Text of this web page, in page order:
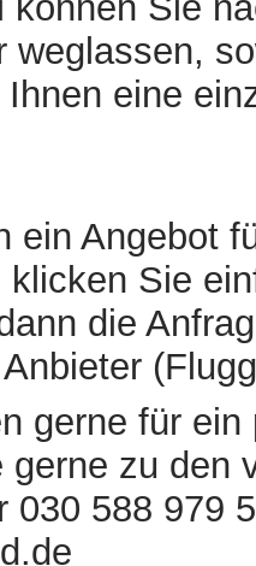
weglassen,
eine
ein Angebot
klicken Sie
die
gerne für
gerne zu den
030 588 979